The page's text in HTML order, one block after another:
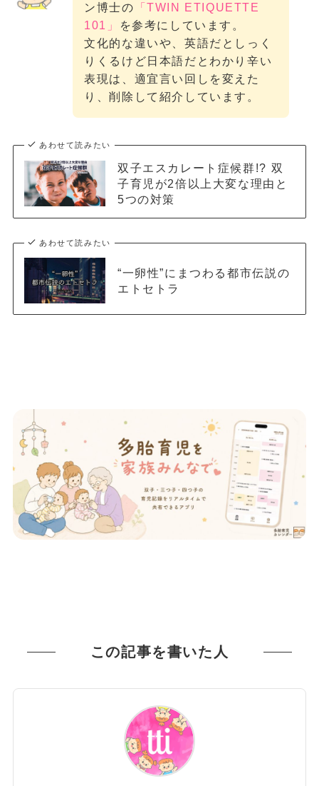
ン博士の 「TWIN ETIQUETTE
101」
を参考にしています。
文化的な違いや、英語だとしっく
りくるけど日本語だとわかり辛い
表現は、適宜言い回しを変えた
り、削除して紹介しています。
あわせて読みたい
双子エスカレート症候群!? 双
子育児が2倍以上大変な理由と
5つの対策
あわせて読みたい
“一卵性”にまつわる都市伝説の
エトセトラ
この記事を書いた人